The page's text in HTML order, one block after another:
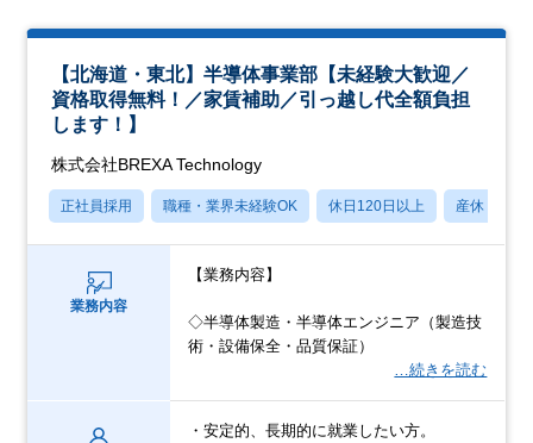
【北海道・東北】半導体事業部【未経験大歓迎／
資格取得無料！／家賃補助／引っ越し代全額負担
します！】
株式会社BREXA Technology
正社員採用 職種・業界未経験OK 休日120日以上 産休・育休
業務内容
【業務内容】
◇半導体製造・半導体エンジニア（製造技
術・設備保全・品質保証）
…続きを読む
・安定的、長期的に就業したい方。